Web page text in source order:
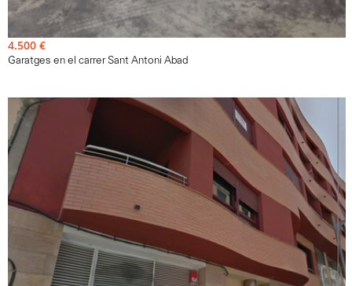
Ref. N-022107
4.500 €
Garatges en el carrer Sant Antoni Abad